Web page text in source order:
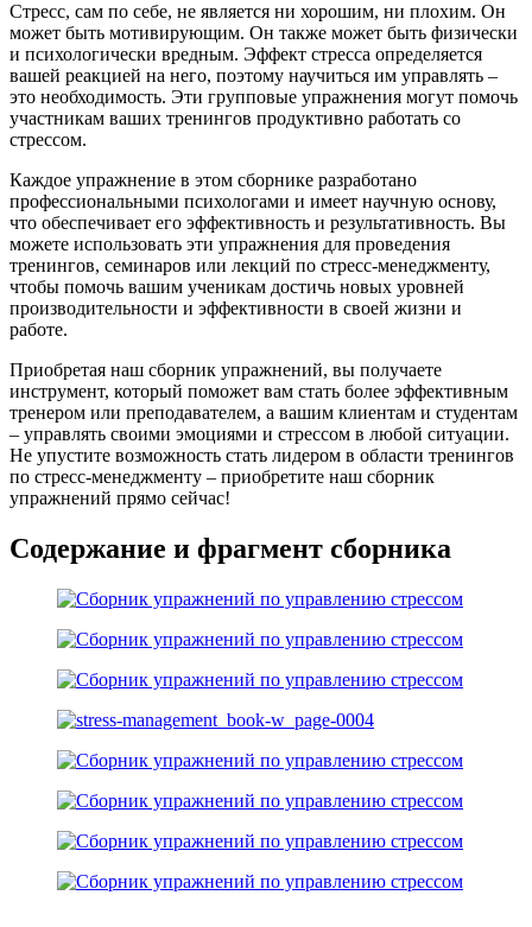
Стресс, сам по себе, не является ни хорошим, ни плохим. Он
может быть мотивирующим. Он также может быть физически
и психологически вредным. Эффект стресса определяется
вашей реакцией на него, поэтому научиться им управлять –
это необходимость. Эти групповые упражнения могут помочь
участникам ваших тренингов продуктивно работать со
стрессом.
Каждое упражнение в этом сборнике разработано
профессиональными психологами и имеет научную основу,
что обеспечивает его эффективность и результативность. Вы
можете использовать эти упражнения для проведения
тренингов, семинаров или лекций по стресс-менеджменту,
чтобы помочь вашим ученикам достичь новых уровней
производительности и эффективности в своей жизни и
работе.
Приобретая наш сборник упражнений, вы получаете
инструмент, который поможет вам стать более эффективным
тренером или преподавателем, а вашим клиентам и студентам
– управлять своими эмоциями и стрессом в любой ситуации.
Не упустите возможность стать лидером в области тренингов
по стресс-менеджменту – приобретите наш сборник
упражнений прямо сейчас!
Содержание и фрагмент сборника